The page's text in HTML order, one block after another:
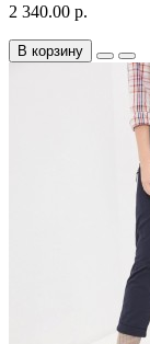
2 340.00 р.
В корзину